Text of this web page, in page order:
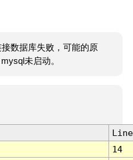
数据库失败，可能的原
未启动。
Line
14